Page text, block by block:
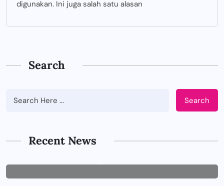
digunakan. Ini juga salah satu alasan
Search
Search
Recent News
Tepat untuk Perusahaan